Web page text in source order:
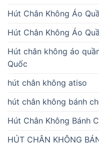
Hút Chân Không Áo
Hút Chân Không Áo
Hút chân không áo
Quốc
hút chân không atiso
hút chân không bánh
Hút Chân Không Bánh
HÚT CHÂN KHÔNG